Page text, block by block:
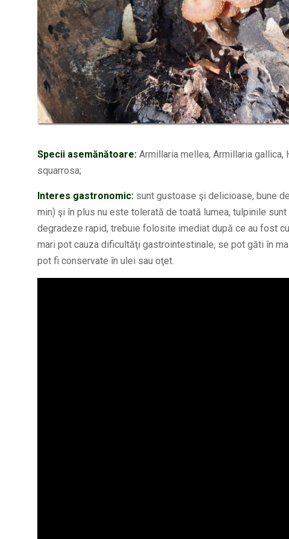
Specii asemănătoare: Armillaria mellea, Armillaria gallica,
squarrosa;
Interes gastronomic: sunt gustoase şi delicioase, bune
min) şi în plus nu este tolerată de toată lumea, tulpinile
degradeze rapid, trebuie folosite imediat după ce au fost
mari pot cauza dificultăţi gastrointestinale, se pot găti în
pot fi conservate în ulei sau oţet.